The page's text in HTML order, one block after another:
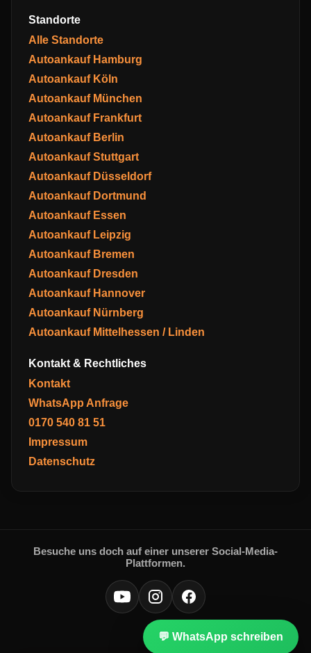
💬 WhatsApp schreiben
Standorte
Alle Standorte
Autoankauf Hamburg
Autoankauf Köln
Autoankauf München
Autoankauf Frankfurt
Autoankauf Berlin
Autoankauf Stuttgart
Autoankauf Düsseldorf
Autoankauf Dortmund
Autoankauf Essen
Autoankauf Leipzig
Autoankauf Bremen
Autoankauf Dresden
Autoankauf Hannover
Autoankauf Nürnberg
Autoankauf Mittelhessen / Linden
Kontakt & Rechtliches
Kontakt
WhatsApp Anfrage
0170 540 81 51
Impressum
Datenschutz
Besuche uns doch auf einer unserer Social-Media-
Plattformen.